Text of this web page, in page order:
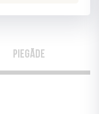
Piegāde